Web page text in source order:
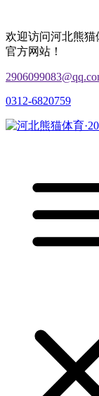
欢迎访问河北熊猫
官方网站！
0312-6820759